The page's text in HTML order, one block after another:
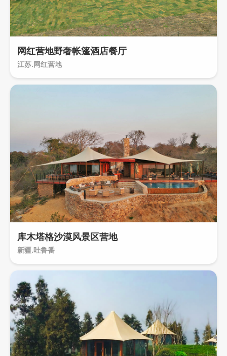
网红营地野奢帐篷酒店餐厅
江苏.网红营地
库木塔格沙漠风景区营地
新疆.吐鲁番